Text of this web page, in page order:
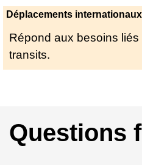
Déplacements internationaux
Répond aux besoins
transits.
Questions